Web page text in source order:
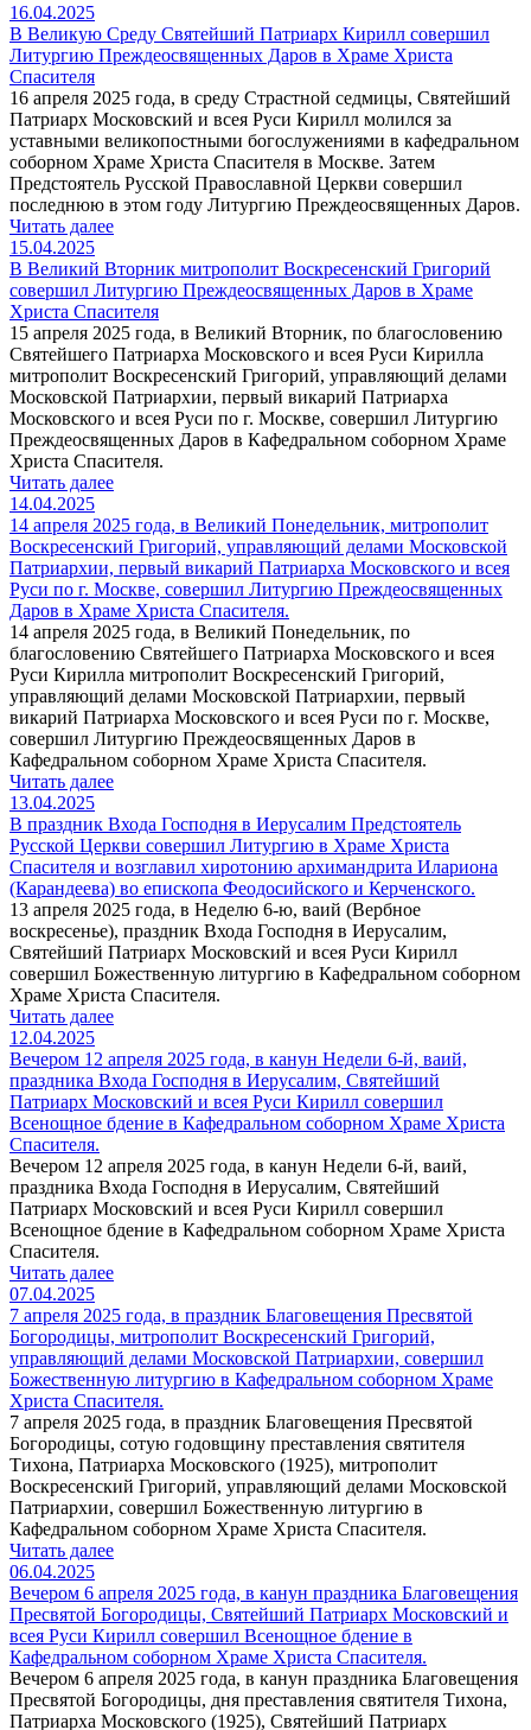
16.04.2025
В Великую Среду Святейший Патриарх Кирилл совершил
Литургию Преждеосвященных Даров в Храме Христа
Спасителя
16 апреля 2025 года, в среду Страстной седмицы, Святейший
Патриарх Московский и всея Руси Кирилл молился за
уставными великопостными богослужениями в кафедральном
соборном Храме Христа Спасителя в Москве. Затем
Предстоятель Русской Православной Церкви совершил
последнюю в этом году Литургию Преждеосвященных Даров.
Читать далее
15.04.2025
В Великий Вторник митрополит Воскресенский Григорий
совершил Литургию Преждеосвященных Даров в Храме
Христа Спасителя
15 апреля 2025 года, в Великий Вторник, по благословению
Святейшего Патриарха Московского и всея Руси Кирилла
митрополит Воскресенский Григорий, управляющий делами
Московской Патриархии, первый викарий Патриарха
Московского и всея Руси по г. Москве, совершил Литургию
Преждеосвященных Даров в Кафедральном соборном Храме
Христа Спасителя.
Читать далее
14.04.2025
14 апреля 2025 года, в Великий Понедельник, митрополит
Воскресенский Григорий, управляющий делами Московской
Патриархии, первый викарий Патриарха Московского и всея
Руси по г. Москве, совершил Литургию Преждеосвященных
Даров в Храме Христа Спасителя.
14 апреля 2025 года, в Великий Понедельник, по
благословению Святейшего Патриарха Московского и всея
Руси Кирилла митрополит Воскресенский Григорий,
управляющий делами Московской Патриархии, первый
викарий Патриарха Московского и всея Руси по г. Москве,
совершил Литургию Преждеосвященных Даров в
Кафедральном соборном Храме Христа Спасителя.
Читать далее
13.04.2025
В праздник Входа Господня в Иерусалим Предстоятель
Русской Церкви совершил Литургию в Храме Христа
Спасителя и возглавил хиротонию архимандрита Илариона
(Карандеева) во епископа Феодосийского и Керченского.
13 апреля 2025 года, в Неделю 6-ю, ваий (Вербное
воскресенье), праздник Входа Господня в Иерусалим,
Святейший Патриарх Московский и всея Руси Кирилл
совершил Божественную литургию в Кафедральном соборном
Храме Христа Спасителя.
Читать далее
12.04.2025
Вечером 12 апреля 2025 года, в канун Недели 6-й, ваий,
праздника Входа Господня в Иерусалим, Святейший
Патриарх Московский и всея Руси Кирилл совершил
Всенощное бдение в Кафедральном соборном Храме Христа
Спасителя.
Вечером 12 апреля 2025 года, в канун Недели 6-й, ваий,
праздника Входа Господня в Иерусалим, Святейший
Патриарх Московский и всея Руси Кирилл совершил
Всенощное бдение в Кафедральном соборном Храме Христа
Спасителя.
Читать далее
07.04.2025
7 апреля 2025 года, в праздник Благовещения Пресвятой
Богородицы, митрополит Воскресенский Григорий,
управляющий делами Московской Патриархии, совершил
Божественную литургию в Кафедральном соборном Храме
Христа Спасителя.
7 апреля 2025 года, в праздник Благовещения Пресвятой
Богородицы, сотую годовщину преставления святителя
Тихона, Патриарха Московского (1925), митрополит
Воскресенский Григорий, управляющий делами Московской
Патриархии, совершил Божественную литургию в
Кафедральном соборном Храме Христа Спасителя.
Читать далее
06.04.2025
Вечером 6 апреля 2025 года, в канун праздника Благовещения
Пресвятой Богородицы, Святейший Патриарх Московский и
всея Руси Кирилл совершил Всенощное бдение в
Кафедральном соборном Храме Христа Спасителя.
Вечером 6 апреля 2025 года, в канун праздника Благовещения
Пресвятой Богородицы, дня преставления святителя Тихона,
Патриарха Московского (1925), Святейший Патриарх